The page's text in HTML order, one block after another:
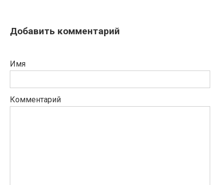
Добавить комментарий
Имя
Комментарий